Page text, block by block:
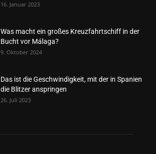
16. Januar 2023
Was macht ein großes Kreuzfahrtschiff in der
Bucht vor Málaga?
9. Oktober 2024
Das ist die Geschwindigkeit, mit der in Spanien
die Blitzer anspringen
26. Juli 2023